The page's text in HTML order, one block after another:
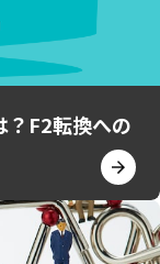
？F2転換への